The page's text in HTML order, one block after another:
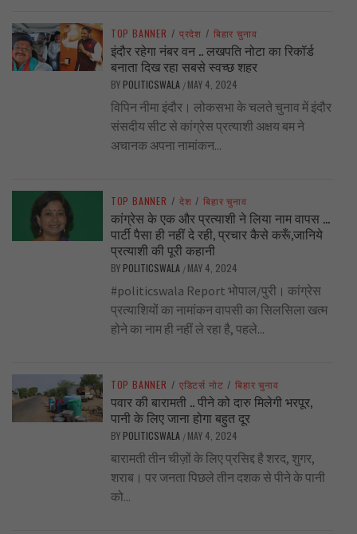
TOP BANNER / प्रदेश / बिहार चुनाव
इंदौर रहेगा नंबर वन .. लखपति नोटा का रिकॉर्ड
बनाता दिख रहा सबसे स्वच्छ शहर
BY POLITICSWALA / MAY 4, 2024
विपिन नीमा इंदौर। लोकसभा के चलते चुनाव में इंदौर
संसदीय सीट से कांग्रेस प्रत्याशी अक्षय बम ने
अचानक अपना नामांकन...
TOP BANNER / देश / बिहार चुनाव
कांग्रेस के एक और प्रत्याशी ने लिया नाम वापस …
पार्टी पैसा ही नहीं दे रही, प्रचार कैसे करूँ,जानिये
प्रत्याशी की पूरी कहानी
BY POLITICSWALA / MAY 4, 2024
#politicswala Report भोपाल/पुरी। कांग्रेस
प्रत्याशियों का नामांकन वापसी का सिलसिला खत्म
होने का नाम ही नहीं ले रहा है, पहले...
TOP BANNER / एडिटर्स नोट / बिहार चुनाव
पवार की बारामती .. पीने को दारु मिलेगी भरपूर,
पानी के लिए जाना होगा बहुत दूर
BY POLITICSWALA / MAY 4, 2024
बारामती तीन चीज़ों के लिए प्रसिद्द है शरद, शुगर,
शराब। पर जनता पिछले तीन दशक से पीने के पानी
को...